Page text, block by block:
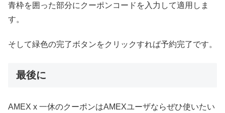
青枠を囲った部分にクーポンコードを入力して適用しま
す。
そして緑色の完了ボタンをクリックすれば予約完了です。
最後に
AMEX x 一休のクーポンはAMEXユーザならぜひ使いたい